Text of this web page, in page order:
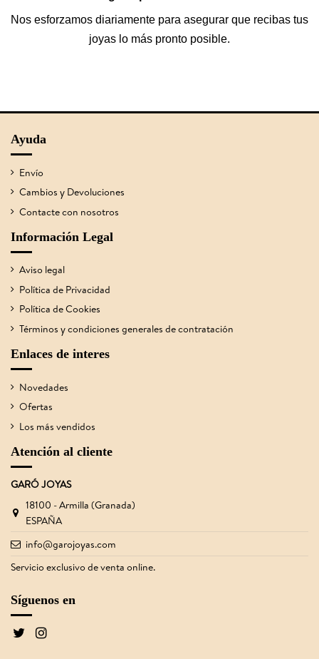
Nos esforzamos diariamente para asegurar que recibas tus
joyas lo más pronto posible.
Ayuda
Envío
Cambios y Devoluciones
Contacte con nosotros
Información Legal
Aviso legal
Política de Privacidad
Política de Cookies
Términos y condiciones generales de contratación
Enlaces de interes
Novedades
Ofertas
Los más vendidos
Atención al cliente
GARÓ JOYAS
18100 - Armilla (Granada)
ESPAÑA
info@garojoyas.com
Servicio exclusivo de venta online.
Síguenos en